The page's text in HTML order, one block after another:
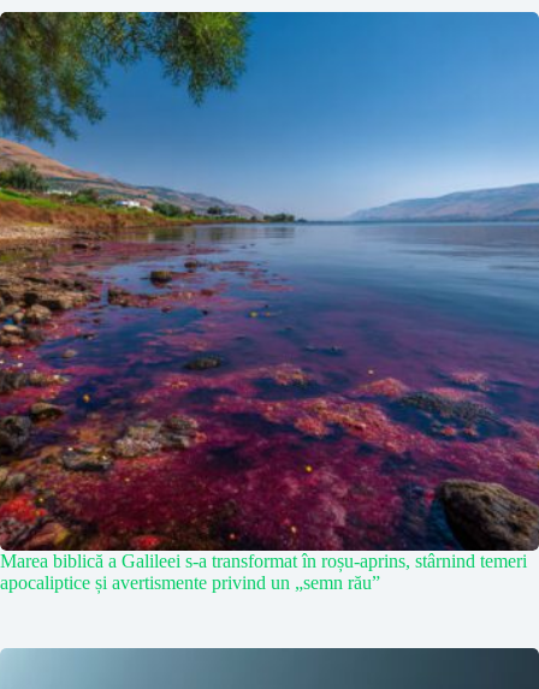
Marea biblică a Galileei s-a transformat în roșu-aprins, stârnind temeri
apocaliptice și avertismente privind un „semn rău”